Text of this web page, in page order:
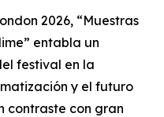
2026, “Muestras
entabla un
festival en la
y el futuro
contraste con gran